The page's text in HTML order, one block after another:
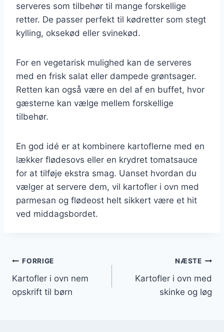
serveres som tilbehør til mange forskellige
retter. De passer perfekt til kødretter som stegt
kylling, oksekød eller svinekød.
For en vegetarisk mulighed kan de serveres
med en frisk salat eller dampede grøntsager.
Retten kan også være en del af en buffet, hvor
gæsterne kan vælge mellem forskellige
tilbehør.
En god idé er at kombinere kartoflerne med en
lækker flødesovs eller en krydret tomatsauce
for at tilføje ekstra smag. Uanset hvordan du
vælger at servere dem, vil kartofler i ovn med
parmesan og flødeost helt sikkert være et hit
ved middagsbordet.
Indlægsnavigation
FORRIGE
Kartofler i ovn nem
opskrift til børn
NÆSTE
Kartofler i ovn med
skinke og løg